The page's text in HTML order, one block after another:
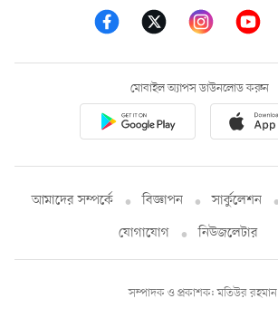
মোবাইল অ্যাপস ডাউনলোড করুন
আমাদের সম্পর্কে বিজ্ঞাপন সার্কুলেশন
যোগাযোগ
নিউজলেটার
সম্পাদক ও প্রকাশক: মতিউর রহমান